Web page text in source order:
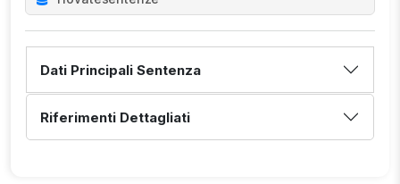
Dati Principali Sentenza
Riferimenti Dettagliati